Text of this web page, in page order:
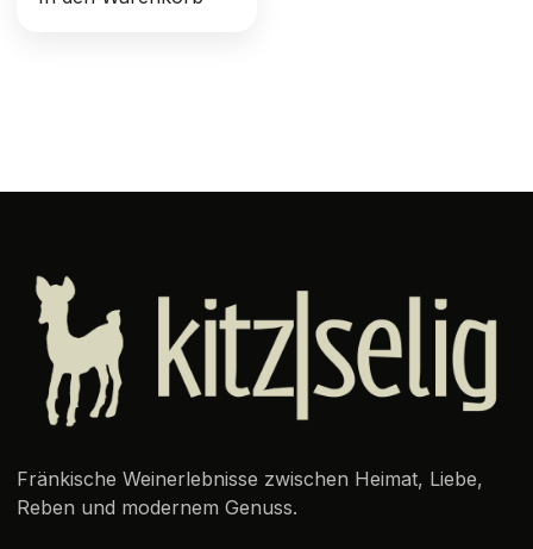
Fränkische Weinerlebnisse zwischen Heimat, Liebe,
Reben und modernem Genuss.